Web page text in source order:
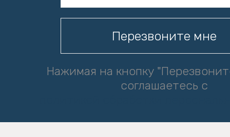
Нажимая на кнопку
соглашаетесь с